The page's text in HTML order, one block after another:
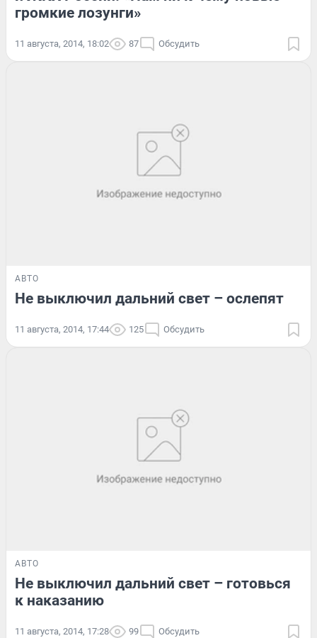
громкие лозунги»
11 августа, 2014, 18:02 87 Обсудить
АВТО
Не выключил дальний свет – ослепят
11 августа, 2014, 17:44 125 Обсудить
АВТО
Не выключил дальний свет – готовься
к наказанию
11 августа, 2014, 17:28 99 Обсудить